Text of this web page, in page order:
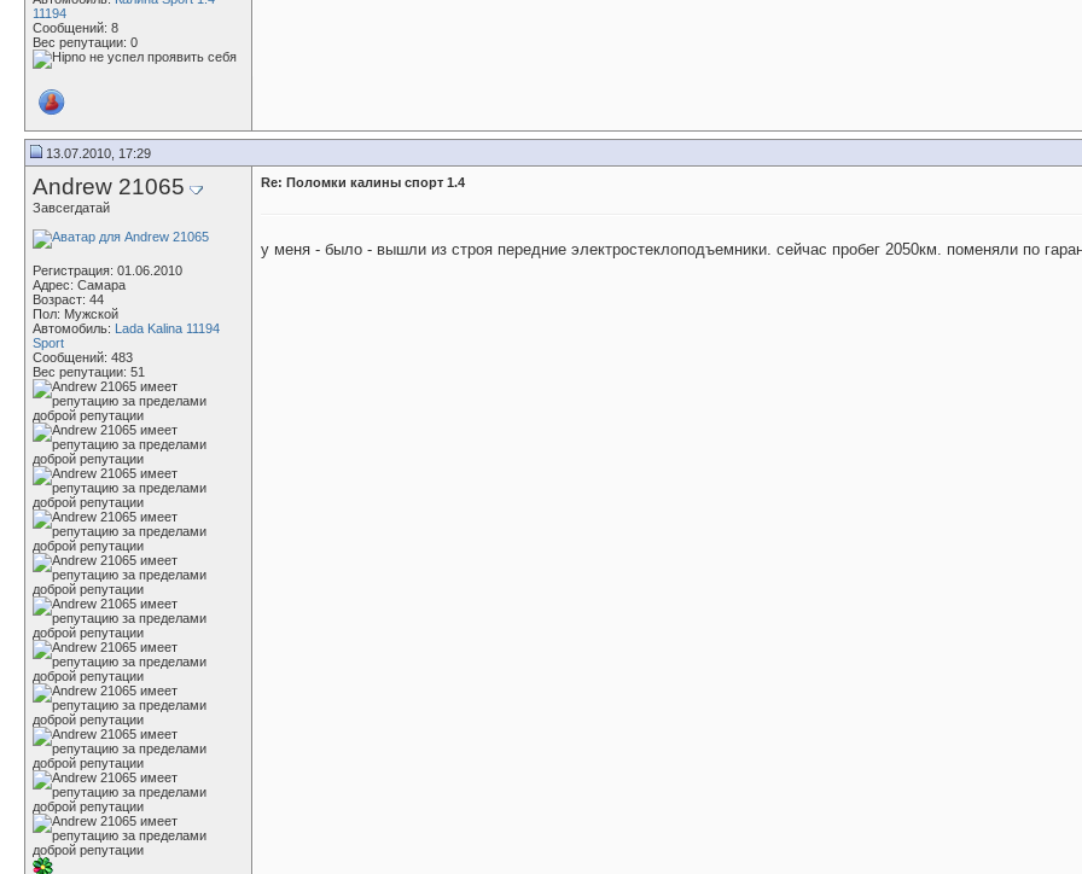
11194
Сообщений: 8
Вес репутации: 0
13.07.2010, 17:29
Andrew 21065
Завсегдатай
Регистрация: 01.06.2010
Адрес: Самара
Возраст: 44
Пол: Мужской
Автомобиль: Lada Kalina 11194
Sport
Сообщений: 483
Вес репутации: 51
Re: Поломки калины спорт 1.4
у меня - было - вышли из строя передние электростеклоподъемники. сейчас пробег 2050км. поменяли по